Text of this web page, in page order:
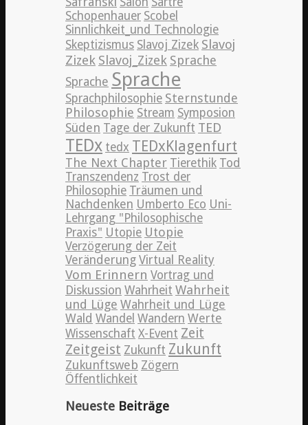
Schopenhauer Scobel
Sinnlichkeit_und Technologie
Skeptizismus Slavoj Zizek Slavoj
Zizek Slavoj_Zizek Sprache
Sprache Sprache
Sprachphilosophie Sternstunde
Philosophie Stream Symposion
Süden Tage der Zukunft TED
TEDx tedx TEDxKlagenfurt
The Next Chapter Tierethik Tod
Transzendenz Trost der
Philosophie Träumen und
Nachdenken Umberto Eco Uni-
Lehrgang "Philosophische
Praxis" Utopie Utopie
Verzögerung der Zeit
Veränderung Virtual Reality
Vom Erinnern Vortrag und
Diskussion Wahrheit Wahrheit
und Lüge Wahrheit und Lüge
Wald Wandel Wandern Werte
Wissenschaft X-Event Zeit
Zeitgeist Zukunft Zukunft
Zukunftsweb Zögern
Öffentlichkeit
Neueste Beiträge